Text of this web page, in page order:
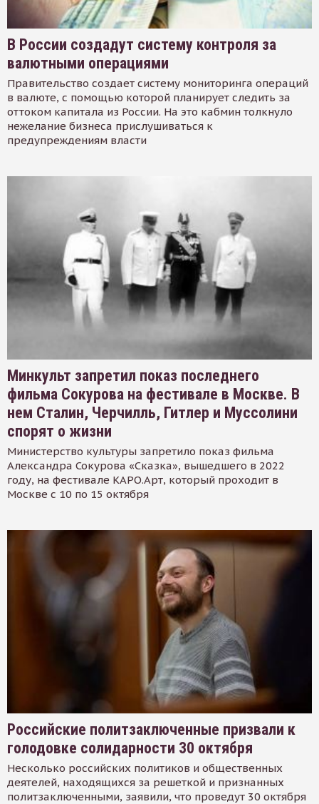
В России создадут систему контроля за
валютными операциями
Правительство создает систему мониторинга операций
в валюте, с помощью которой планирует следить за
оттоком капитала из России. На это кабмин толкнуло
нежелание бизнеса прислушиваться к
предупреждениям власти
Минкульт запретил показ последнего
фильма Сокурова на фестивале в Москве. В
нем Сталин, Черчилль, Гитлер и Муссолини
спорят о жизни
Министерство культуры запретило показ фильма
Александра Сокурова «Сказка», вышедшего в 2022
году, на фестивале КАРО.Арт, который проходит в
Москве с 10 по 15 октября
Российские политзаключенные призвали к
голодовке солидарности 30 октября
Несколько российских политиков и общественных
деятелей, находящихся за решеткой и признанных
политзаключенными, заявили, что проведут 30 октября